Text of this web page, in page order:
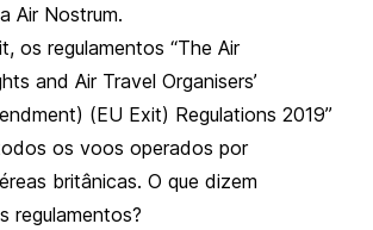
Air Nostrum.
os regulamentos “The Air
and Air Travel Organisers’
(EU Exit) Regulations 2019”
os voos operados por
britânicas. O que dizem
regulamentos?